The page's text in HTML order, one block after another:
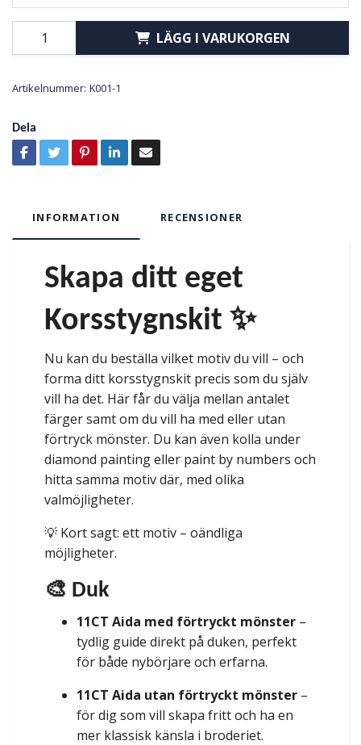
LÄGG I VARUKORGEN
Artikelnummer: K001-1
Dela
INFORMATION RECENSIONER
Skapa ditt eget
Korsstygnskit ✨
Nu kan du beställa vilket motiv du vill – och
forma ditt korsstygnskit precis som du själv
vill ha det. Här får du välja mellan antalet
färger samt om du vill ha med eller utan
förtryck mönster. Du kan även kolla under
diamond painting eller paint by numbers och
hitta samma motiv där, med olika
valmöjligheter.
💡 Kort sagt: ett motiv – oändliga
möjligheter.
🎨 Duk
11CT Aida med förtryckt mönster –
tydlig guide direkt på duken, perfekt
för både nybörjare och erfarna.
11CT Aida utan förtryckt mönster –
för dig som vill skapa fritt och ha en
mer klassisk känsla i broderiet.